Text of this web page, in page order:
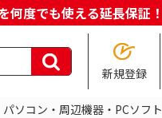
度でも使える延長保証！
新規登録
パソコン・周辺機器・PCソフト